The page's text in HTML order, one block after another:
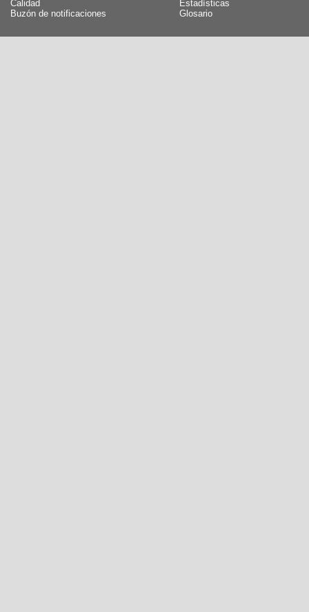
Calidad
Buzón de notificaciones
Estadísticas
Glosario